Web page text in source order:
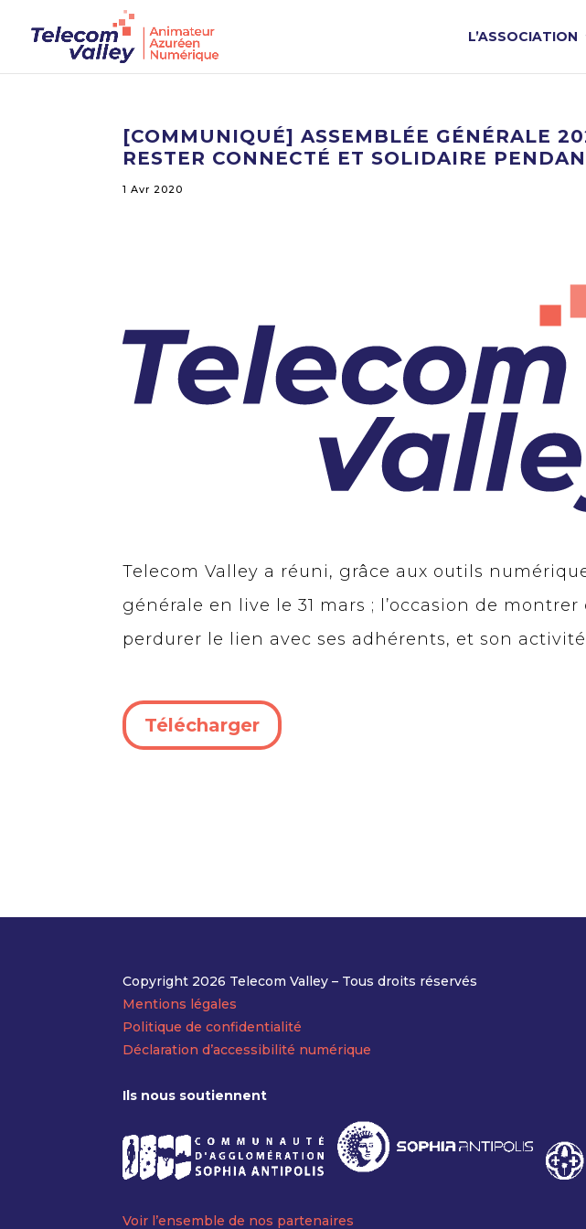
L’ASSOCIATION
[COMMUNIQUÉ] ASSEMBLÉE GÉNÉRALE
RESTER CONNECTÉ ET SOLIDAIRE
1 Avr 2020
Telecom Valley a réuni, grâce aux outils
générale en live le 31 mars ; l’occasion de
perdurer le lien avec ses adhérents, et son
Télécharger
Copyright 2026 Telecom Valley – Tous droits réservés
Mentions légales
Politique de confidentialité
Déclaration d’accessibilité numérique
Ils nous soutiennent
Voir l’ensemble de nos partenaires